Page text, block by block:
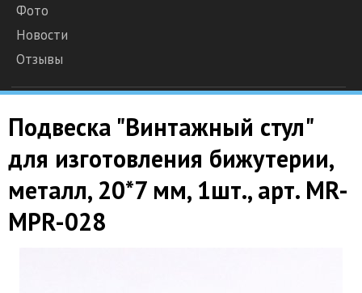
Фото
Новости
Отзывы
Подвеска "Винтажный стул"
для изготовления бижутерии,
металл, 20*7 мм, 1шт., арт. MR-
MPR-028